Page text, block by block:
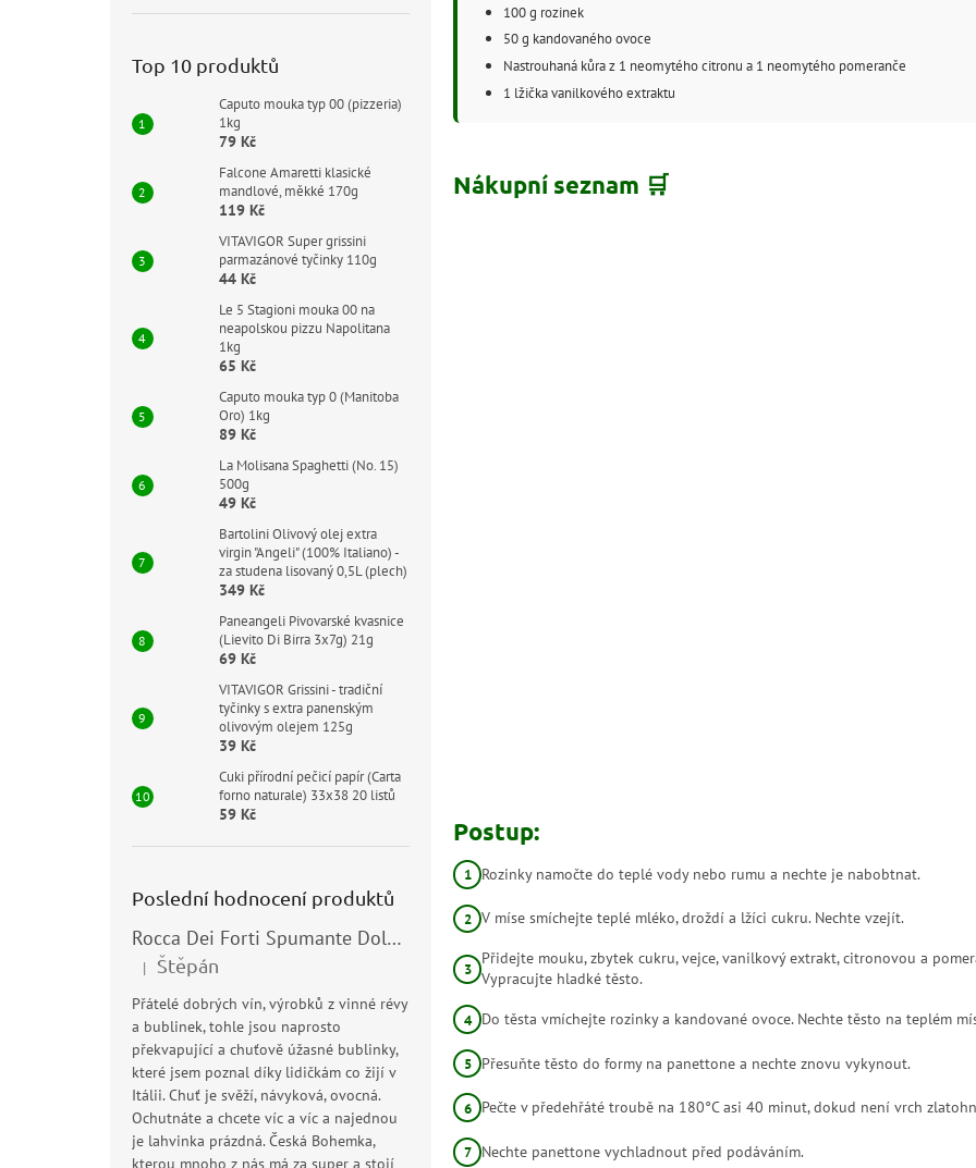
Top 10 produktů
Caputo mouka typ 00 (pizzeria)
1kg
79 Kč
Falcone Amaretti klasické
mandlové, měkké 170g
119 Kč
VITAVIGOR Super grissini
parmazánové tyčinky 110g
44 Kč
Le 5 Stagioni mouka 00 na
neapolskou pizzu Napolitana
1kg
65 Kč
Caputo mouka typ 0 (Manitoba
Oro) 1kg
89 Kč
La Molisana Spaghetti (No. 15)
500g
49 Kč
Bartolini Olivový olej extra
virgin "Angeli" (100% Italiano) -
za studena lisovaný 0,5L (plech)
349 Kč
Paneangeli Pivovarské kvasnice
(Lievito Di Birra 3x7g) 21g
69 Kč
VITAVIGOR Grissini - tradiční
tyčinky s extra panenským
olivovým olejem 125g
39 Kč
Cuki přírodní pečicí papír (Carta
forno naturale) 33x38 20 listů
59 Kč
Poslední hodnocení produktů
Rocca Dei Forti Spumante Dolce 11,5% 0,75l
Hodnocení produktu je 5 z 5 hvězdiček.
| Štěpán
Přátelé dobrých vín, výrobků z vinné révy
a bublinek, tohle jsou naprosto
překvapující a chuťově úžasné bublinky,
které jsem poznal díky lidičkám co žijí v
Itálii. Chuť je svěží, návyková, ovocná.
Ochutnáte a chcete víc a víc a najednou
je lahvinka prázdná. Česká Bohemka,
kterou mnoho z nás má za super a stojí
100 g rozinek
50 g kandovaného ovoce
Nastrouhaná kůra z 1 neomytého citronu a 1 neomytého pomeranče
1 lžička vanilkového extraktu
Nákupní seznam 🛒
Postup:
Rozinky namočte do teplé vody nebo rumu a nechte je nabobtnat.
V míse smíchejte teplé mléko, droždí a lžíci cukru. Nechte vzejít.
Přidejte mouku, zbytek cukru, vejce, vanilkový extrakt, citronovou a
Vypracujte hladké těsto.
Do těsta vmíchejte rozinky a kandované ovoce. Nechte těsto na teplém
Přesuňte těsto do formy na panettone a nechte znovu vykynout.
Pečte v předehřáté troubě na 180°C asi 40 minut, dokud není vrch
Nechte panettone vychladnout před podáváním.